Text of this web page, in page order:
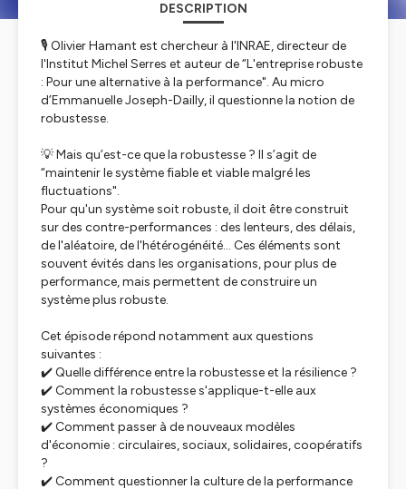
DESCRIPTION
🎙️ Olivier Hamant est chercheur à l'INRAE, directeur de
l'Institut Michel Serres et auteur de “L'entreprise robuste
: Pour une alternative à la performance". Au micro
d’Emmanuelle Joseph-Dailly, il questionne la notion de
robustesse.
💡 Mais qu’est-ce que la robustesse ? Il s’agit de
“maintenir le système fiable et viable malgré les
fluctuations".
Pour qu'un système soit robuste, il doit être construit
sur des contre-performances : des lenteurs, des délais,
de l'aléatoire, de l'hétérogénéité… Ces éléments sont
souvent évités dans les organisations, pour plus de
performance, mais permettent de construire un
système plus robuste.
Cet épisode répond notamment aux questions
suivantes :
✔️ Quelle différence entre la robustesse et la résilience ?
✔️ Comment la robustesse s'applique-t-elle aux
systèmes économiques ?
✔️ Comment passer à de nouveaux modèles
d'économie : circulaires, sociaux, solidaires, coopératifs
?
✔️ Comment questionner la culture de la performance